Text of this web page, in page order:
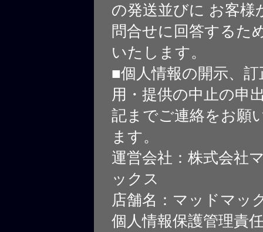
の発送並びに お客様
問合せに回答するた
いたします。
■個人情報の開示、
用・提供の中止の申
記までご連絡をお願
ます。
運営会社：株式会社
ックス
店舗名：マッドマッ
個人情報保護管理責